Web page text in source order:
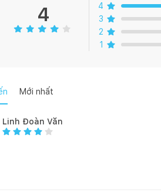
chống tràn
TIN KỸ THUẬT
4
4
3
2
1
Mới nhất
Linh Đoàn Văn